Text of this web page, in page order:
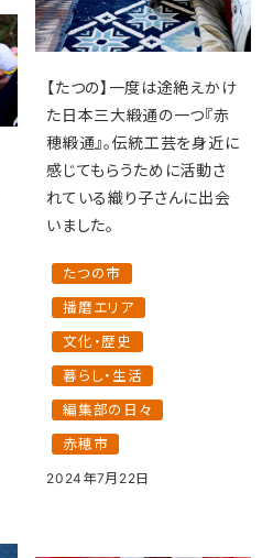
【たつの】一度は途絶えかけ
た日本三大緞通の一つ『赤
穂緞通』。伝統工芸を身近に
感じてもらうために活動さ
れている織り子さんに出会
いました。
たつの市
播磨エリア
文化・歴史
暮らし・生活
編集部の日々
赤穂市
2024年7月22日